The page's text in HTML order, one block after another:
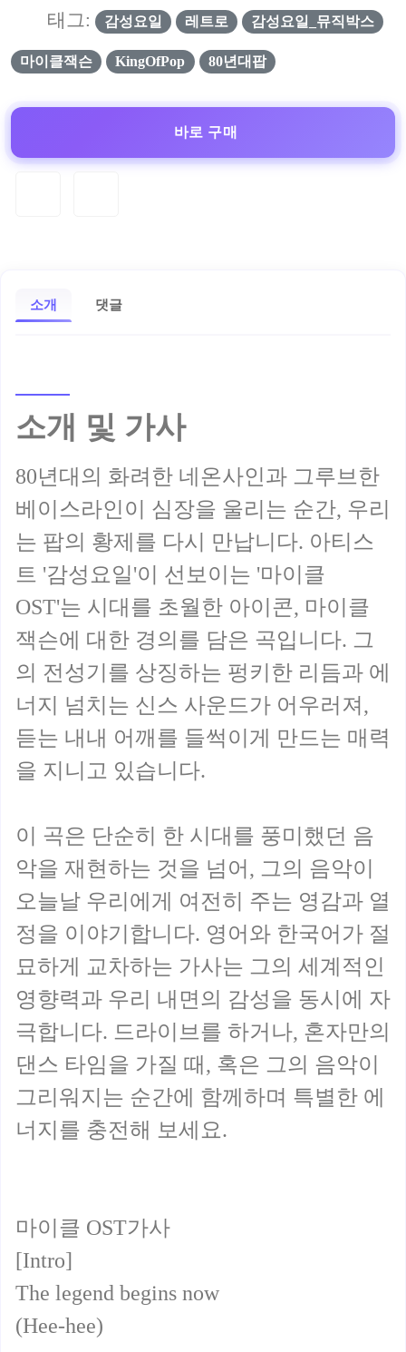
태그:
감성요일 레트로 감성요일_뮤직박스
마이클잭슨 KingOfPop 80년대팝
바로 구매
소개 댓글
소개 및 가사
80년대의 화려한 네온사인과 그루브한
베이스라인이 심장을 울리는 순간, 우리
는 팝의 황제를 다시 만납니다. 아티스
트 '감성요일'이 선보이는 '마이클
OST'는 시대를 초월한 아이콘, 마이클
잭슨에 대한 경의를 담은 곡입니다. 그
의 전성기를 상징하는 펑키한 리듬과 에
너지 넘치는 신스 사운드가 어우러져,
듣는 내내 어깨를 들썩이게 만드는 매력
을 지니고 있습니다.
이 곡은 단순히 한 시대를 풍미했던 음
악을 재현하는 것을 넘어, 그의 음악이
오늘날 우리에게 여전히 주는 영감과 열
정을 이야기합니다. 영어와 한국어가 절
묘하게 교차하는 가사는 그의 세계적인
영향력과 우리 내면의 감성을 동시에 자
극합니다. 드라이브를 하거나, 혼자만의
댄스 타임을 가질 때, 혹은 그의 음악이
그리워지는 순간에 함께하며 특별한 에
너지를 충전해 보세요.
마이클 OST가사
[Intro]
The legend begins now
(Hee-hee)